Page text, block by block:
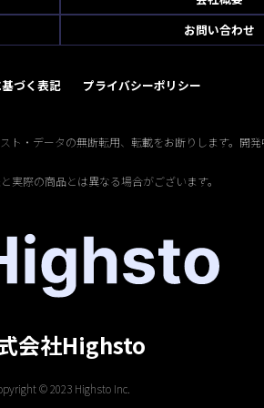
お問い合わせ
づく表記 プライバシーポリシー
ト・データの無断転用、転載をお断りします。開
実際の商品とは異なる場合がございます。
会社Highsto
© 2023 Highsto Inc.